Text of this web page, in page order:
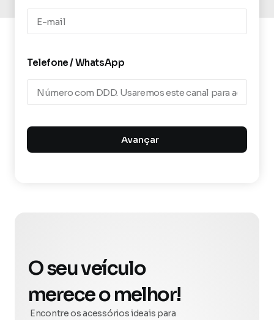
Telefone / WhatsApp
Avançar
O seu veículo
merece o melhor!
Encontre os acessórios ideais para